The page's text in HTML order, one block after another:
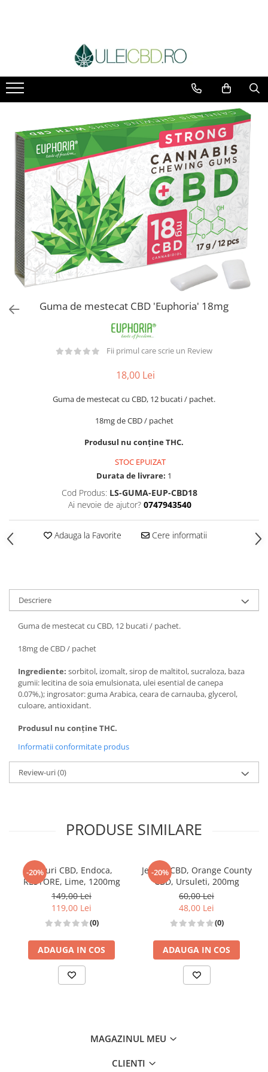
Guma de mestecat CBD 'Euphoria' 18mg
Fii primul care scrie un Review
18,00 Lei
Guma de mestecat cu CBD, 12 bucati / pachet.
18mg de CBD / pachet
Produsul nu conține THC.
STOC EPUIZAT
Durata de livrare: 1
Cod Produs: LS-GUMA-EUP-CBD18
Ai nevoie de ajutor? 0747943540
Adauga la Favorite Cere informatii
Descriere
Guma de mestecat cu CBD, 12 bucati / pachet.
18mg de CBD / pachet
Ingrediente: sorbitol, izomalt, sirop de maltitol, sucraloza, baza
gumii: lecitina de soia emulsionata, ulei esential de canepa
0.07%,); ingrosator: guma Arabica, ceara de carnauba, glycerol,
culoare, antioxidant.
Produsul nu conține THC.
Informatii conformitate produs
Review-uri(0)
PRODUSE SIMILARE
-20%
Jeleuri CBD, Endoca,
RESTORE, Lime, 1200mg
149,00 Lei
119,00 Lei
(0)
ADAUGA IN COS
-20%
Jeleuri CBD, Orange County
CBD, Ursuleti, 200mg
60,00 Lei
48,00 Lei
(0)
ADAUGA IN COS
MAGAZINUL MEU
CLIENTI